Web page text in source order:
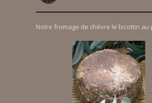
Notre fromage de chèvre le bicottin au